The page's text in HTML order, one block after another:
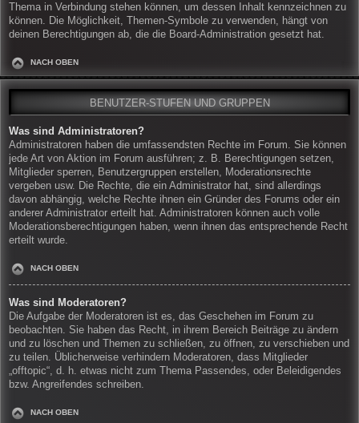
Thema in Verbindung stehen können, um dessen Inhalt kennzeichnen zu
können. Die Möglichkeit, Themen-Symbole zu verwenden, hängt von
deinen Berechtigungen ab, die die Board-Administration gesetzt hat.
NACH OBEN
BENUTZER-STUFEN UND GRUPPEN
Was sind Administratoren?
Administratoren haben die umfassendsten Rechte im Forum. Sie können
jede Art von Aktion im Forum ausführen; z. B. Berechtigungen setzen,
Mitglieder sperren, Benutzergruppen erstellen, Moderationsrechte
vergeben usw. Die Rechte, die ein Administrator hat, sind allerdings
davon abhängig, welche Rechte ihnen ein Gründer des Forums oder ein
anderer Administrator erteilt hat. Administratoren können auch volle
Moderationsberechtigungen haben, wenn ihnen das entsprechende Recht
erteilt wurde.
NACH OBEN
Was sind Moderatoren?
Die Aufgabe der Moderatoren ist es, das Geschehen im Forum zu
beobachten. Sie haben das Recht, in ihrem Bereich Beiträge zu ändern
und zu löschen und Themen zu schließen, zu öffnen, zu verschieben und
zu teilen. Üblicherweise verhindern Moderatoren, dass Mitglieder
„offtopic“, d. h. etwas nicht zum Thema Passendes, oder Beleidigendes
bzw. Angreifendes schreiben.
NACH OBEN